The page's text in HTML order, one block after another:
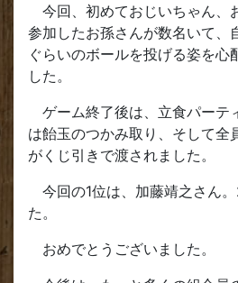
今回、初めておじいちゃん、
参加したお孫さんが数名いて、
ぐらいのボールを投げる姿を心
した。
ゲーム終了後は、立食パーテ
は飴玉のつかみ取り、そして全
がくじ引きで渡されました。
今回の1位は、加藤靖之さん
た。
おめでとうございました。